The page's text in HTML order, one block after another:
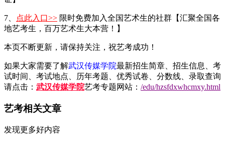
7、 点此入口>> 限时免费加入全国艺术生的社群【汇聚全国各
地艺考生，百万艺术生大本营！】
本页不断更新，请保持关注，祝艺考成功！
如果大家需要了解武汉传媒学院最新招生简章、招生信息、考
试时间、考试地点、历年考题、优秀试卷、分数线、录取查询
请点击： 武汉传媒学院艺考专题网站： /edu/hzsfdxwhcmxy.html
艺考相关文章
发现更多好内容